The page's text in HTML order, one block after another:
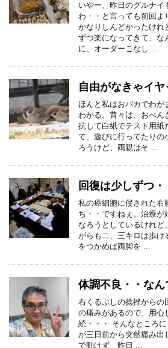
いやー、昨日のグルナイ
わ・・と言っても前回よ
かなりしんどかったけれ
ずつ楽になってきて、な
に、オーダーこなし ...
自由がなきゃイヤ
ほんと私はおバカでわが
わかる。昔々は、おべん
抗して白紙でテスト用紙
て、遊びに行ってたりの
ろうけど、両親はそ ...
回復は少しずつ・
私の癌細胞に侵された右
ち・・ですねぇ。治療が
なろうとしているけれど
がらも二、三キロは歩け
をつかめば両脚を ...
体調不良・・なん
右くるぶしの捻挫からの
の痛みがあるので、用心
続・・・ そんなところ
が三日前から突然痛み出
で動けず、昨日 ...